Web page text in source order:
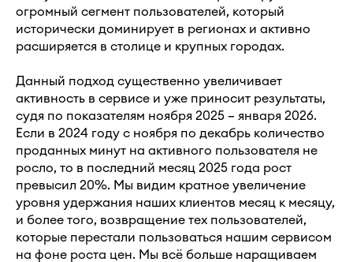
огромный сегмент пользователей, который
исторически доминирует в регионах и активно
расширяется в столице и крупных городах.
Данный подход существенно увеличивает
активность в сервисе и уже приносит результаты,
судя по показателям ноября 2025 – января 2026.
Если в 2024 году с ноября по декабрь количество
проданных минут на активного пользователя не
росло, то в последний месяц 2025 года рост
превысил 20%. Мы видим кратное увеличение
уровня удержания наших клиентов месяц к месяцу,
и более того, возвращение тех пользователей,
которые перестали пользоваться нашим сервисом
на фоне роста цен. Мы всё больше наращиваем